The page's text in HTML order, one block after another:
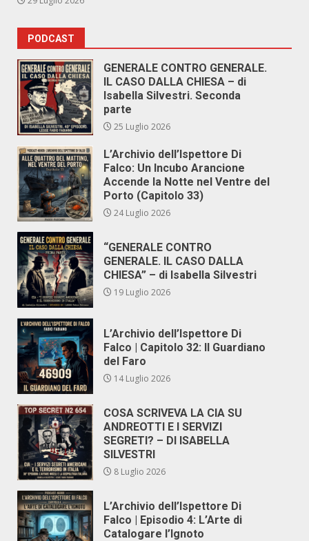
PODCAST
GENERALE CONTRO GENERALE.
IL CASO DALLA CHIESA – di
Isabella Silvestri. Seconda
parte
25 Luglio 2026
L’Archivio dell’Ispettore Di
Falco: Un Incubo Arancione
Accende la Notte nel Ventre del
Porto (Capitolo 33)
24 Luglio 2026
“GENERALE CONTRO
GENERALE. IL CASO DALLA
CHIESA” – di Isabella Silvestri
19 Luglio 2026
L’Archivio dell’Ispettore Di
Falco | Capitolo 32: Il Guardiano
del Faro
14 Luglio 2026
COSA SCRIVEVA LA CIA SU
ANDREOTTI E I SERVIZI
SEGRETI? – DI ISABELLA
SILVESTRI
8 Luglio 2026
L’Archivio dell’Ispettore Di
Falco | Episodio 4: L’Arte di
Catalogare l’Ignoto